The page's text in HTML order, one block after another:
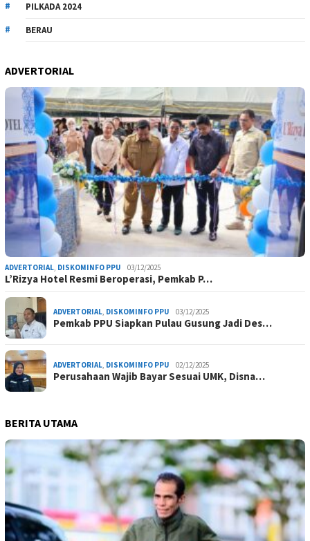
PILKADA 2024
BERAU
ADVERTORIAL
ADVERTORIAL, DISKOMINFO PPU 03/12/2025
L’Rizya Hotel Resmi Beroperasi, Pemkab P…
ADVERTORIAL, DISKOMINFO PPU 03/12/2025
Pemkab PPU Siapkan Pulau Gusung Jadi Des…
ADVERTORIAL, DISKOMINFO PPU 02/12/2025
Perusahaan Wajib Bayar Sesuai UMK, Disna…
BERITA UTAMA